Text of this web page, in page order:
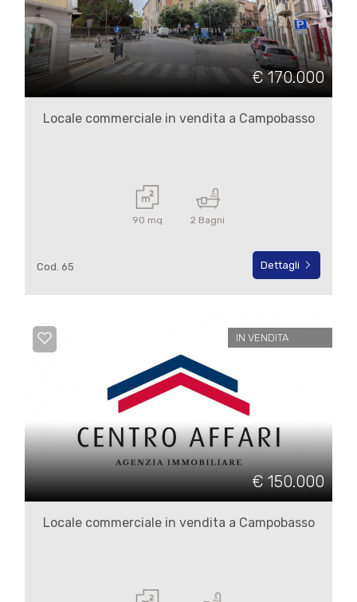
€ 170.000
Locale commerciale in vendita a Campobasso
90 mq 2 Bagni
Cod. 65 Dettagli
IN VENDITA
€ 150.000
Locale commerciale in vendita a Campobasso
5+
Camere
minime
3
Altre
opzioni